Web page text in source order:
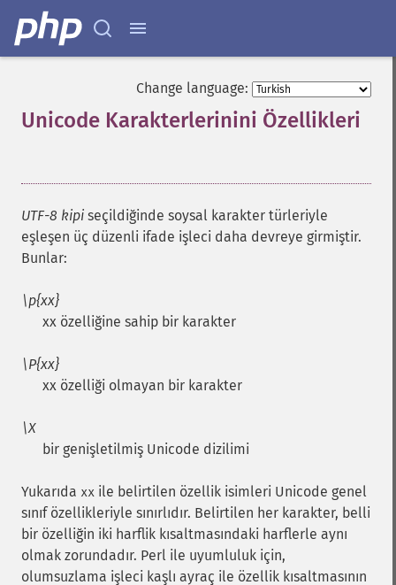
Change language:
Unicode Karakterlerinini Özellikleri
UTF-8 kipi seçildiğinde soysal karakter türleriyle
eşleşen üç düzenli ifade işleci daha devreye girmiştir.
Bunlar:
\p{xx}
xx özelliğine sahip bir karakter
\P{xx}
xx özelliği olmayan bir karakter
\X
bir genişletilmiş Unicode dizilimi
Yukarıda xx ile belirtilen özellik isimleri Unicode genel
sınıf özellikleriyle sınırlıdır. Belirtilen her karakter, belli
bir özelliğin iki harflik kısaltmasındaki harflerle aynı
olmak zorundadır. Perl ile uyumluluk için,
olumsuzlama işleci kaşlı ayraç ile özellik kısaltmasının